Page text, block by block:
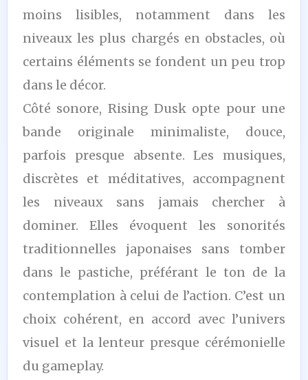
moins lisibles, notamment dans les
niveaux les plus chargés en obstacles, où
certains éléments se fondent un peu trop
dans le décor.
Côté sonore, Rising Dusk opte pour une
bande originale minimaliste, douce,
parfois presque absente. Les musiques,
discrètes et méditatives, accompagnent
les niveaux sans jamais chercher à
dominer. Elles évoquent les sonorités
traditionnelles japonaises sans tomber
dans le pastiche, préférant le ton de la
contemplation à celui de l’action. C’est un
choix cohérent, en accord avec l’univers
visuel et la lenteur presque cérémonielle
du gameplay.